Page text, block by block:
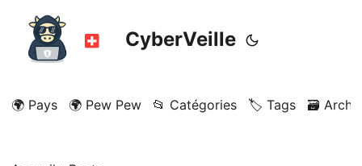
CyberVeille
🌍 Pays 🌍 Pew Pew 📂 Catégories 🏷️ Tags 🗃️